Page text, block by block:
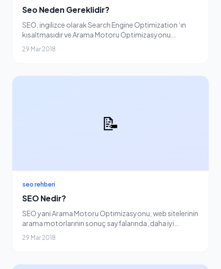
Seo Neden Gereklidir?
SEO, ingilizce olarak Search Engine Optimization ‘ın
kısaltmasıdır ve Arama Motoru Optimizasyonu
anlamına gelmektedir. Dijital ortamda arama yapma
oranları düşünüldüğünde, SEO ciddi bir potansiyele
29 Mar 2018
📝
seo rehberi
SEO Nedir?
SEO yani Arama Motoru Optimizasyonu, web sitelerinin
arama motorlarının sonuç sayfalarında, daha iyi
sıralamalarda olması için sürekli olarak geliştirme
yapma sürecidir. Bu SEO çalışmaları sonucunda,...
29 Mar 2018